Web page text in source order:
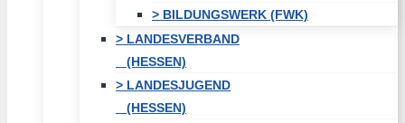
> BILDUNGSWERK (FWK)
> LANDESVERBAND
(HESSEN)
> LANDESJUGEND
(HESSEN)